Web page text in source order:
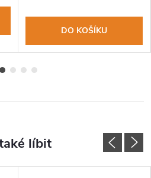
DO KOŠÍKU